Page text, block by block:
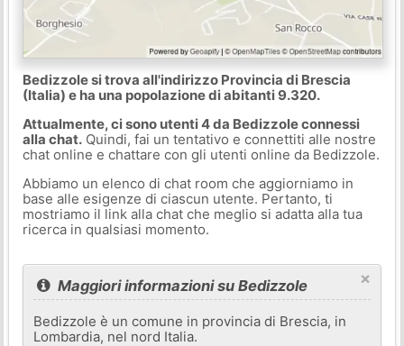
Bedizzole si trova all'indirizzo Provincia di Brescia
(Italia) e ha una popolazione di abitanti 9.320.
Attualmente, ci sono utenti 4 da Bedizzole connessi
alla chat.Quindi, fai un tentativo e connettiti alle nostre
chat online e chattare con gli utenti online da Bedizzole.
Abbiamo un elenco di chat room che aggiorniamo in
base alle esigenze di ciascun utente. Pertanto, ti
mostriamo il link alla chat che meglio si adatta alla tua
ricerca in qualsiasi momento.
×
Maggiori informazioni su Bedizzole
Bedizzole è un comune in provincia di Brescia, in
Lombardia, nel nord Italia.